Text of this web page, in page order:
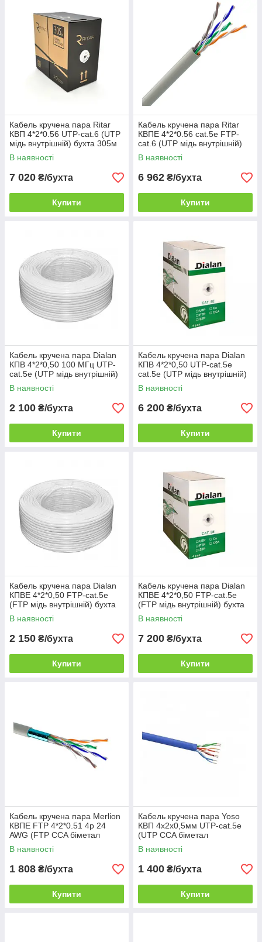
Кабель кручена пара Ritar
КВП 4*2*0.56 UTP-cat.6 (UTP
мідь внутрішній) бухта 305м
білий
В наявності
7 020 ₴/бухта
Купити
Кабель кручена пара Ritar
КВПЕ 4*2*0.56 cat.5e FTP-
cat.6 (UTP мідь внутрішній)
бухта 305м білий білий
В наявності
6 962 ₴/бухта
Купити
Кабель кручена пара Dialan
КПВ 4*2*0,50 100 МГц UTP-
cat.5e (UTP мідь внутрішній)
бухта 100м білий
В наявності
2 100 ₴/бухта
Купити
Кабель кручена пара Dialan
КПВ 4*2*0,50 UTP-cat.5e
cat.5e (UTP мідь внутрішній)
бухта 305м білий
В наявності
6 200 ₴/бухта
Купити
Кабель кручена пара Dialan
КПВЕ 4*2*0,50 FTP-cat.5e
(FTP мідь внутрішній) бухта
100м білий білий
В наявності
2 150 ₴/бухта
Купити
Кабель кручена пара Dialan
КПВЕ 4*2*0,50 FTP-cat.5e
(FTP мідь внутрішній) бухта
305м білий
В наявності
7 200 ₴/бухта
Купити
Кабель кручена пара Merlion
КВПЕ FTP 4*2*0.51 4p 24
AWG (FTP CCA біметал
внутрішній) бухта 305м білий
В наявності
1 808 ₴/бухта
Купити
Кабель кручена пара Yoso
КВП 4х2х0,5мм UTP-cat.5e
(UTP CCA біметал
внутрішній) бухта 305м Синій
В наявності
1 400 ₴/бухта
Купити